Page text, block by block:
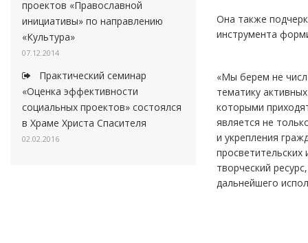
проектов «Православной
инициативы» по направлению
«Культура»
07.12.2014
Практический семинар
«Оценка эффективности
социальных проектов» состоялся
в Храме Христа Спасителя
02.02.2016
Она также
инструмента
«Мы берем не
тематику
которыми
является не
и укрепления
творческий
дальнейшего